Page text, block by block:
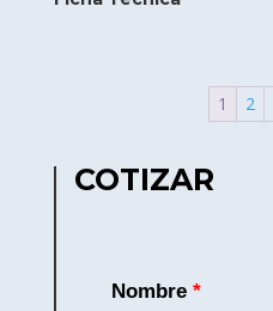
1 2
COTIZAR
Nombre *